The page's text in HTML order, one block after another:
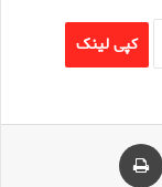
کپی لینک
اشتراک گذاری از طریق ایمیل